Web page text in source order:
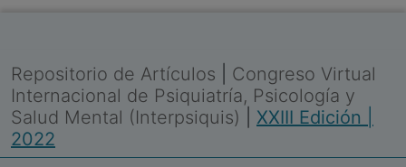
Repositorio de Artículos
Congreso Virtual
Internacional de Psiquiatría, Psicología y
Salud Mental (Interpsiquis)
XXIII Edición |
2022